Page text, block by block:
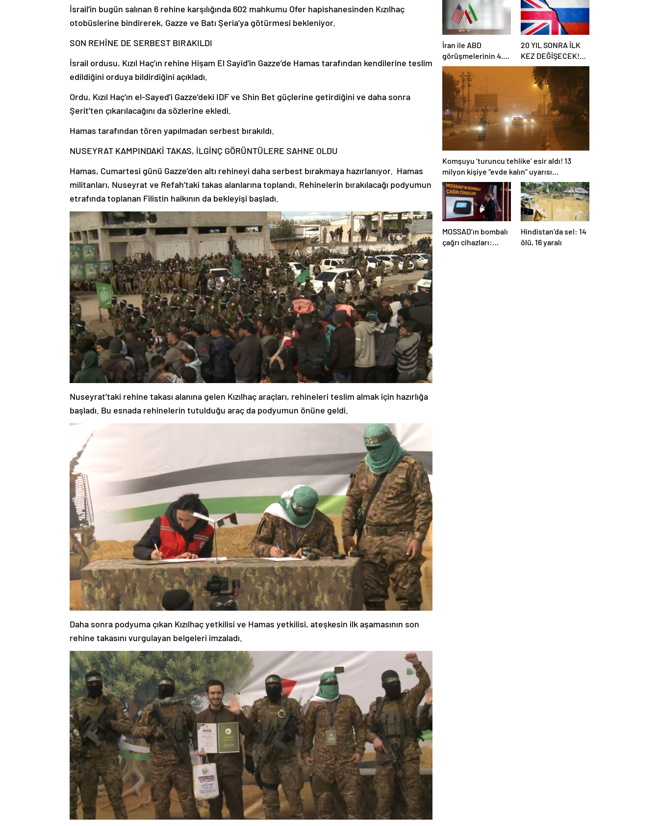
İsrail’in bugün salınan 6 rehine karşılığında 602 mahkumu Ofer hapishanesinden Kızılhaç
otobüslerine bindirerek, Gazze ve Batı Şeria’ya götürmesi bekleniyor.
SON REHİNE DE SERBEST BIRAKILDI
İsrail ordusu, Kızıl Haç’ın rehine Hişam El Sayid’in Gazze’de Hamas tarafından kendilerine teslim
edildiğini orduya bildirdiğini açıkladı.
Ordu, Kızıl Haç’ın el-Sayed’i Gazze’deki IDF ve Shin Bet güçlerine getirdiğini ve daha sonra
Şerit’ten çıkarılacağını da sözlerine ekledi.
Hamas tarafından tören yapılmadan serbest bırakıldı.
NUSEYRAT KAMPINDAKİ TAKAS, İLGİNÇ GÖRÜNTÜLERE SAHNE OLDU
Hamas, Cumartesi günü Gazze’den altı rehineyi daha serbest bırakmaya hazırlanıyor. Hamas
militanları, Nuseyrat ve Refah’taki takas alanlarına toplandı. Rehinelerin bırakılacağı podyumun
etrafında toplanan Filistin halkının da bekleyişi başladı.
Nuseyrat’taki rehine takası alanına gelen Kızılhaç araçları, rehineleri teslim almak için hazırlığa
başladı. Bu esnada rehinelerin tutulduğu araç da podyumun önüne geldi.
Daha sonra podyuma çıkan Kızılhaç yetkilisi ve Hamas yetkilisi, ateşkesin ilk aşamasının son
rehine takasını vurgulayan belgeleri imzaladı.
İran ile ABD
görüşmelerinin 4.
turu: Tarih ve yer
belli oldu
20 YIL SONRA İLK
KEZ DEĞİŞECEK!
Rusya ile olası
savaş…
İngiltere’nin gizli
planı güncelleniyor!
Komşuyu ‘turuncu tehlike’ esir aldı! 13
milyon kişiye “evde kalın” uyarısı…
MOSSAD’ın bombalı
çağrı cihazları:
Hindistan’da sel: 14
ölü, 16 yaralı